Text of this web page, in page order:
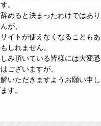
。
めると決まったわけではあり
が、
イトが使えなくなることもあ
しれません。
み頂いている皆様には大変恐
ございますが、
いただきますようお願い申し
す。